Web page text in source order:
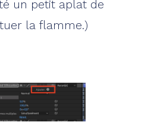
un petit aplat de
la flamme.)